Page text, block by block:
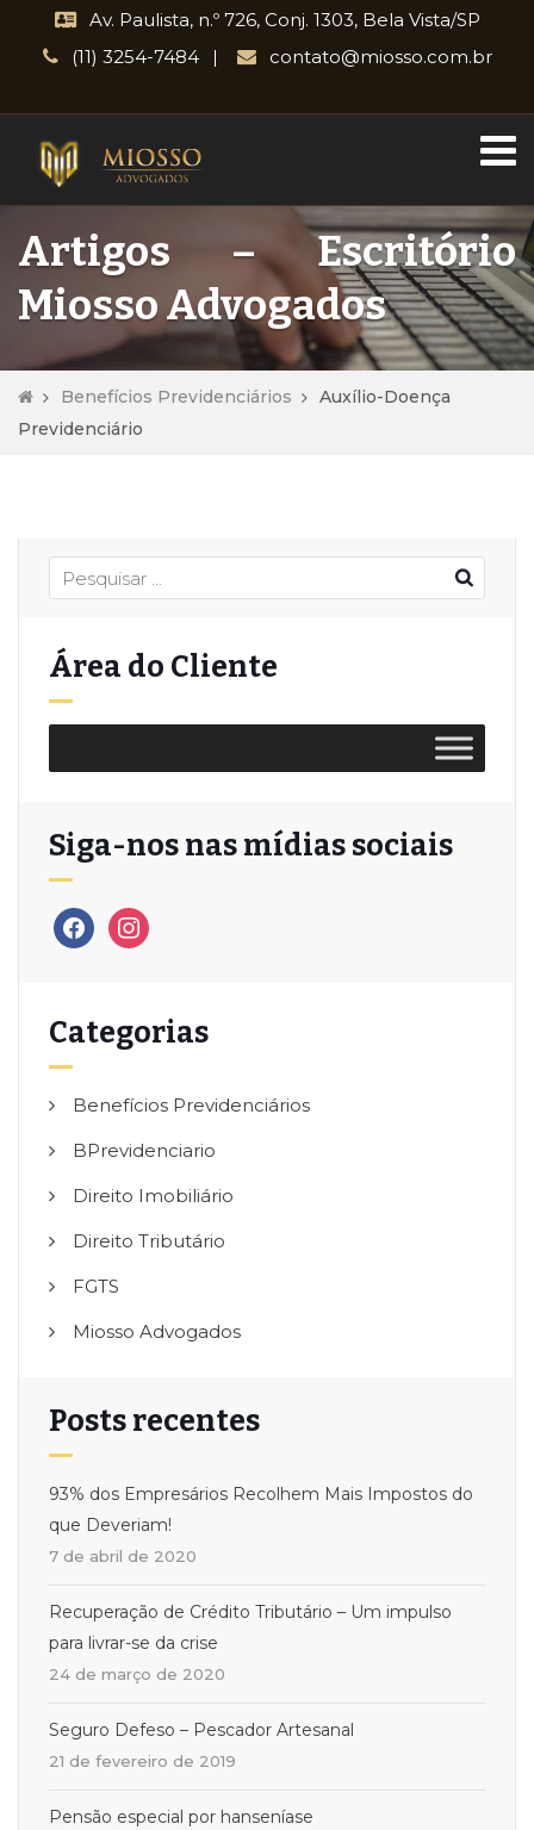
Av. Paulista, n.º 726, Conj. 1303, Bela Vista/SP
(11) 3254-7484
contato@miosso.com.br
Artigos – Escritório
Miosso Advogados
Benefícios Previdenciários
Auxílio-Doença
Previdenciário
Área do Cliente
Siga-nos nas mídias sociais
Categorias
Benefícios Previdenciários
BPrevidenciario
Direito Imobiliário
Direito Tributário
FGTS
Miosso Advogados
Posts recentes
93% dos Empresários Recolhem Mais Impostos do
que Deveriam!
7 de abril de 2020
Recuperação de Crédito Tributário – Um impulso
para livrar-se da crise
24 de março de 2020
Seguro Defeso – Pescador Artesanal
21 de fevereiro de 2019
Pensão especial por hanseníase